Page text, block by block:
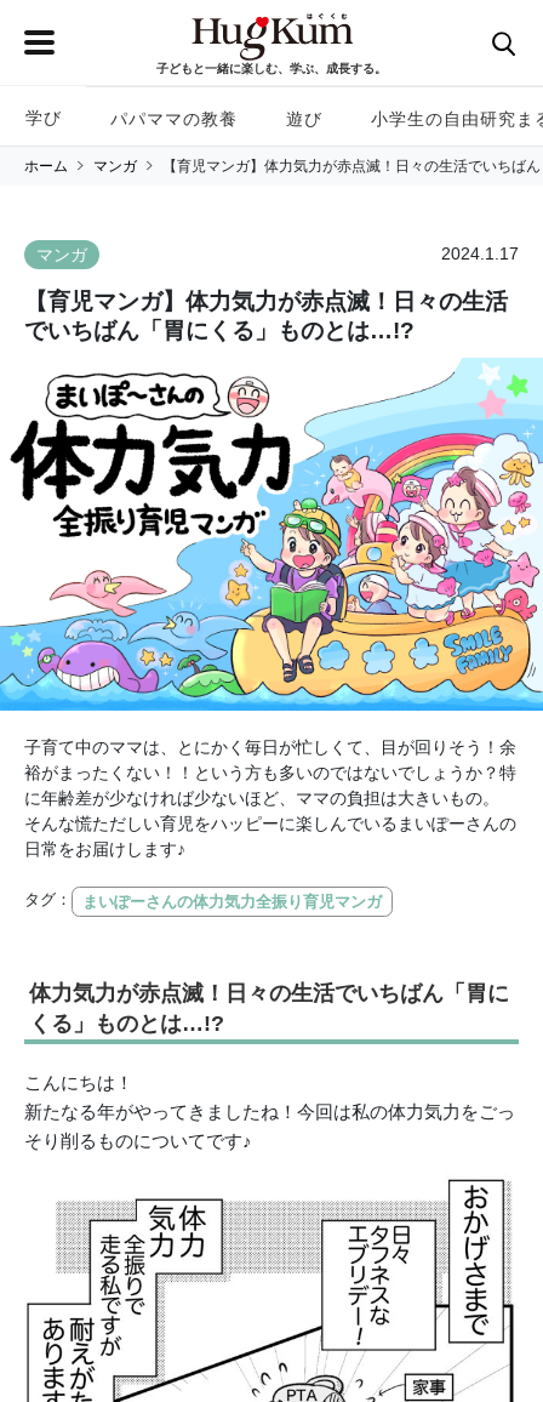
子どもと一緒に楽しむ、学ぶ、成長する。
学び パパママの教養 遊び 小学生の自由研究ま
ホーム マンガ 【育児マンガ】体力気力が赤点滅！日々の生活でいちば
マンガ 2024.1.17
【育児マンガ】体力気力が赤点滅！日々の生活
でいちばん「胃にくる」ものとは…!?
子育て中のママは、とにかく毎日が忙しくて、目が回りそう！余
裕がまったくない！！という方も多いのではないでしょうか？特
に年齢差が少なければ少ないほど、ママの負担は大きいもの。
そんな慌ただしい育児をハッピーに楽しんでいるまいぽーさんの
日常をお届けします♪
タグ： まいぽーさんの体力気力全振り育児マンガ
体力気力が赤点滅！日々の生活でいちばん「胃に
くる」ものとは…!?
こんにちは！
新たなる年がやってきましたね！今回は私の体力気力をごっ
そり削るものについてです♪